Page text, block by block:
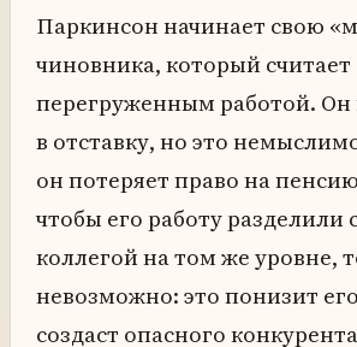
Паркинсон начинает свою
чиновника, который считает
перегруженным работой. Он
в отставку, но это
он потеряет право на
чтобы его работу разделили
коллегой на том же уровне,
невозможно: это понизит
создаст опасного